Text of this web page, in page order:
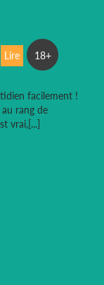
facilement !
rang de
vrai,[...]
Lire 18+